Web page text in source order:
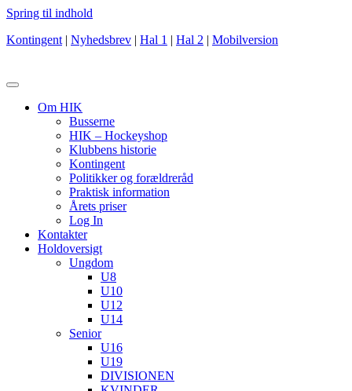
Spring til indhold
Kontingent | Nyhedsbrev | Hal 1 | Hal 2 | Mobilversion
Om HIK
Busserne
HIK – Hockeyshop
Klubbens historie
Kontingent
Politikker og forældreråd
Praktisk information
Årets priser
Log In
Kontakter
Holdoversigt
Ungdom
U8
U10
U12
U14
Senior
U16
U19
DIVISIONEN